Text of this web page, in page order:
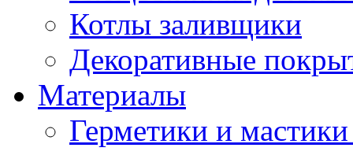
Котлы заливщики
Декоративные
Материалы
Герметики и